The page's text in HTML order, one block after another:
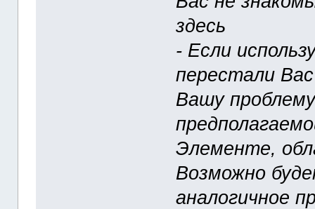
здесь
- Если
перестали
Вашу
Элементе,
Возможно
аналогичное